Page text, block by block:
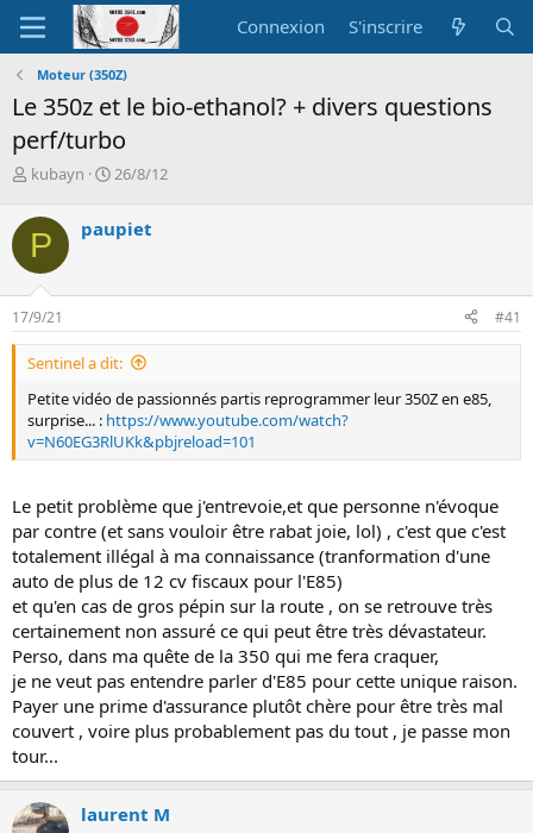
Connexion S'inscrire
Moteur (350Z)
Le 350z et le bio-ethanol? + divers questions
perf/turbo
A
t
e
u
r
d
e
l
a
i
s
c
s
i
o
n
kubayn
D
e
d
b
u
26/8/12
P paupiet
17/9/21 #41
Sentinel a dit:
Petite vidéo de passionnés partis reprogrammer leur 350Z en e85,
surprise... : https://www.youtube.com/watch?
v=N60EG3RlUKk&pbjreload=101
Le petit problème que j'entrevoie,et que personne n'évoque
par contre (et sans vouloir être rabat joie, lol) , c'est que c'est
totalement illégal à ma connaissance (tranformation d'une
auto de plus de 12 cv fiscaux pour l'E85)
et qu'en cas de gros pépin sur la route , on se retrouve très
certainement non assuré ce qui peut être très dévastateur.
Perso, dans ma quête de la 350 qui me fera craquer,
je ne veut pas entendre parler d'E85 pour cette unique raison.
Payer une prime d'assurance plutôt chère pour être très mal
couvert , voire plus probablement pas du tout , je passe mon
tour...
laurent M